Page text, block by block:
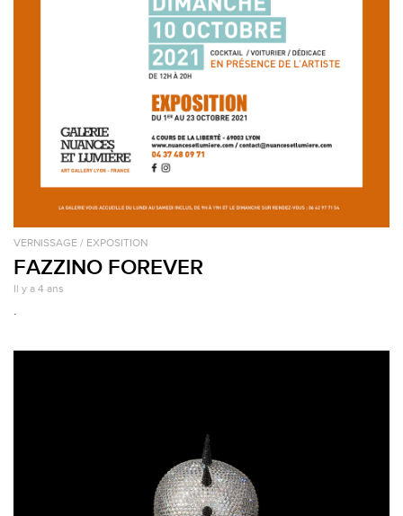
VERNISSAGE / EXPOSITION
FAZZINO FOREVER
Il y a 4 ans
.